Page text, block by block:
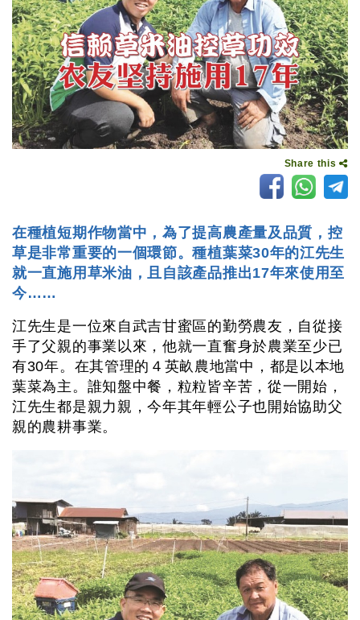
Share this
在種植短期作物當中，為了提高農產量及品質，控
草是非常重要的一個環節。種植葉菜30年的江先生
就一直施用草米油，且自該產品推出17年來使用至
今……
江先生是一位來自武吉甘蜜區的勤勞農友，自從接
手了父親的事業以來，他就一直奮身於農業至少已
有30年。在其管理的４英畝農地當中，都是以本地
葉菜為主。誰知盤中餐，粒粒皆辛苦，從一開始，
江先生都是親力親，今年其年輕公子也開始協助父
親的農耕事業。